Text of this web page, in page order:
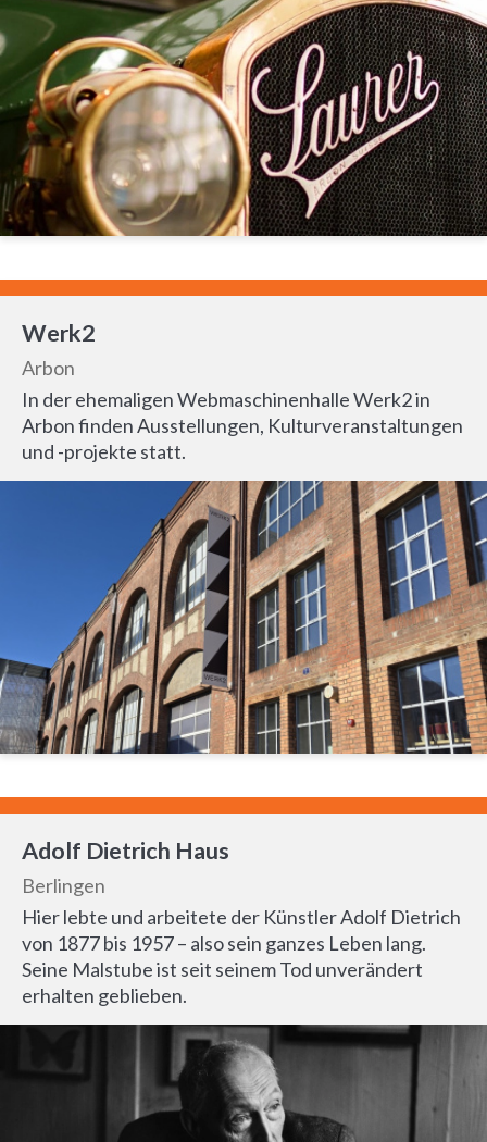
Werk2
Arbon
In der ehemaligen Webmaschinenhalle Werk2 in
Arbon finden Ausstellungen, Kulturveranstaltungen
und -projekte statt.
Adolf Dietrich Haus
Berlingen
Hier lebte und arbeitete der Künstler Adolf Dietrich
von 1877 bis 1957 – also sein ganzes Leben lang.
Seine Malstube ist seit seinem Tod unverändert
erhalten geblieben.